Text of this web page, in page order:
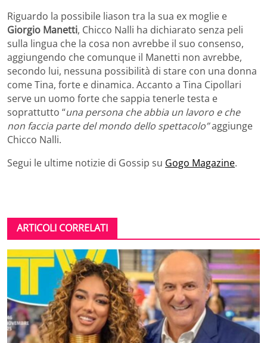
Riguardo la possibile liason tra la sua ex moglie e
Giorgio Manetti, Chicco Nalli ha dichiarato senza peli
sulla lingua che la cosa non avrebbe il suo consenso,
aggiungendo che comunque il Manetti non avrebbe,
secondo lui, nessuna possibilità di stare con una donna
come Tina, forte e dinamica. Accanto a Tina Cipollari
serve un uomo forte che sappia tenerle testa e
soprattutto “una persona che abbia un lavoro e che
non faccia parte del mondo dello spettacolo”aggiunge
Chicco Nalli.
Segui le ultime notizie di Gossip su Gogo Magazine.
ARTICOLI CORRELATI